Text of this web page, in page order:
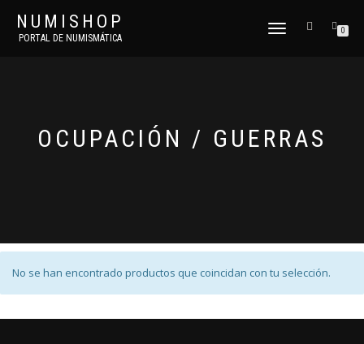
NUMISHOP
PORTAL DE NUMISMÁTICA
CAMBIAR
0
OCUPACIÓN / GUERRAS
No se han encontrado productos que coincidan con tu selección.